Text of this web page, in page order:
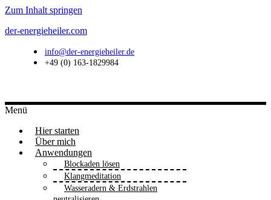
Zum Inhalt springen
der-energieheiler.com
info@der-energieheiler.de
+49 (0) 163-1829984
Menü
Hier starten
Über mich
Anwendungen
Blockaden lösen
Klangmeditation
Wasseradern & Erdstrahlen